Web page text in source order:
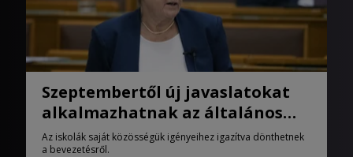
Szeptembertől új javaslatokat
alkalmazhatnak az általános
iskolák
Az iskolák saját közösségük igényeihez igazítva dönthetnek
a bevezetésről.